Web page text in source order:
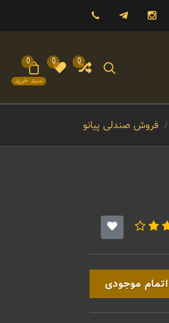
توییتر اینستاگرام تلگرام
0
0
سبد خرید
0
فروش صندلی پیانو
اتمام موجودی